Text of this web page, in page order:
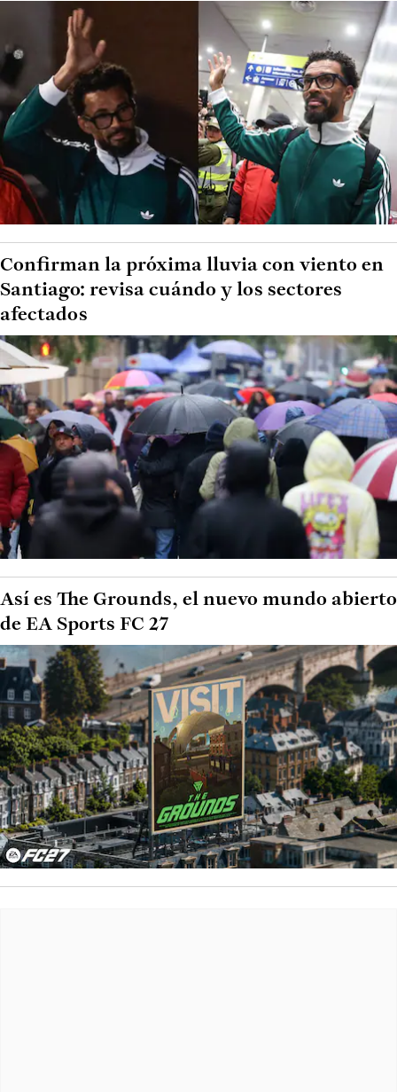
Confirman la próxima lluvia con viento en
Santiago: revisa cuándo y los sectores
afectados
Así es The Grounds, el nuevo mundo abierto
de EA Sports FC 27